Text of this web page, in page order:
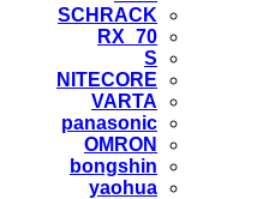
SCHRACK
RX_70
S
NITECORE
VARTA
panasonic
OMRON
bongshin
yaohua